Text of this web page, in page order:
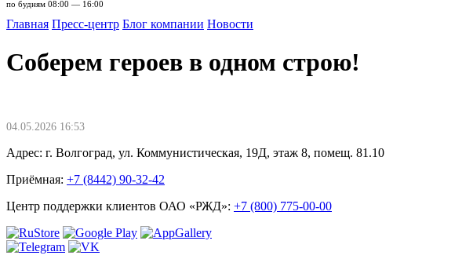
по будням 08:00 — 16:00
Главная Пресс-центр Блог компании Новости
Соберем героев в одном строю!
04.05.2026 16:53
Адрес: г. Волгоград, ул. Коммунистическая, 19Д, этаж 8, помещ. 81.10
Приёмная: +7 (8442) 90-32-42
Центр поддержки клиентов ОАО «РЖД»: +7 (800) 775-00-00